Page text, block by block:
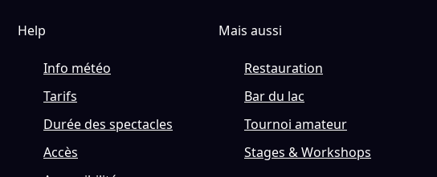
Help
Info météo
Tarifs
Durée des spectacles
Accès
Mais aussi
Restauration
Bar du lac
Tournoi amateur
Stages & Workshops